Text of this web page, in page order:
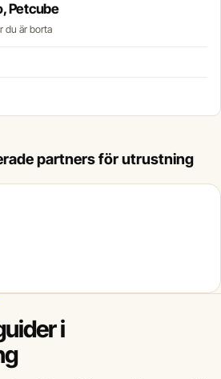
Petcube
du är borta
partners för utrustning
i